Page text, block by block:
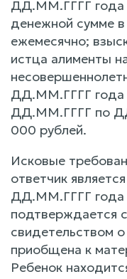
ДД.ММ.ГГГГ года
денежной сумме
ежемесячно;
истца алименты
ДД.ММ.ГГГГ года
ДД.ММ.ГГГГ по
000 рублей.
Исковые
ответчик
ДД.ММ.ГГГГ года
подтверждается
свидетельством
приобщена к
Ребенок